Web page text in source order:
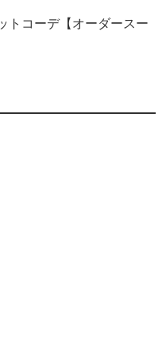
トコーデ【オーダースー